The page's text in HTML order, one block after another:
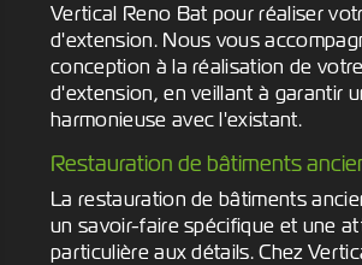
Vertical Reno Bat pour réaliser
d'extension. Nous vous
conception à la réalisation de
d'extension, en veillant à garantir
harmonieuse avec l'existant.
Restauration de bâtiments
La restauration de bâtiments
un savoir-faire spécifique et une
particulière aux détails. Chez